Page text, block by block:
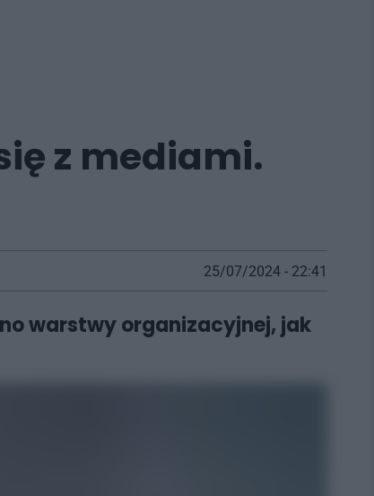
z mediami.
25/07/2024 - 22:41
warstwy organizacyjnej, jak